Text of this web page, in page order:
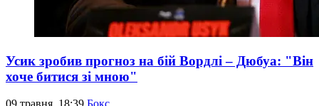
Усик зробив прогноз на бій Вордлі – Дюбуа: "Він
хоче битися зі мною"